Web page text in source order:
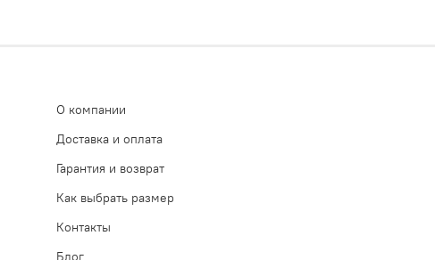
О компании
Доставка и оплата
Гарантия и возврат
Как выбрать размер
Контакты
Блог